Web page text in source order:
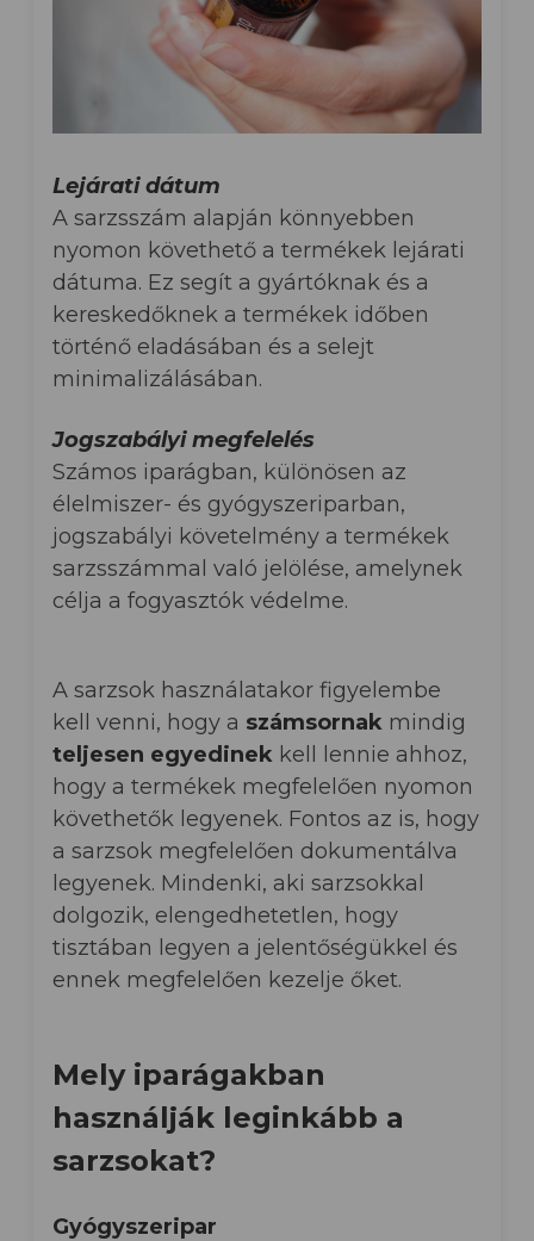
Lejárati dátum
A sarzsszám alapján könnyebben
nyomon követhető a termékek lejárati
dátuma. Ez segít a gyártóknak és a
kereskedőknek a termékek időben
történő eladásában és a selejt
minimalizálásában.
Jogszabályi megfelelés
Számos iparágban, különösen az
élelmiszer- és gyógyszeriparban,
jogszabályi követelmény a termékek
sarzsszámmal való jelölése, amelynek
célja a fogyasztók védelme.
A sarzsok használatakor figyelembe
kell venni, hogy a számsornak mindig
teljesen egyedinek kell lennie ahhoz,
hogy a termékek megfelelően nyomon
követhetők legyenek. Fontos az is, hogy
a sarzsok megfelelően dokumentálva
legyenek. Mindenki, aki sarzsokkal
dolgozik, elengedhetetlen, hogy
tisztában legyen a jelentőségükkel és
ennek megfelelően kezelje őket.
Mely iparágakban
használják leginkább a
sarzsokat?
Gyógyszeripar